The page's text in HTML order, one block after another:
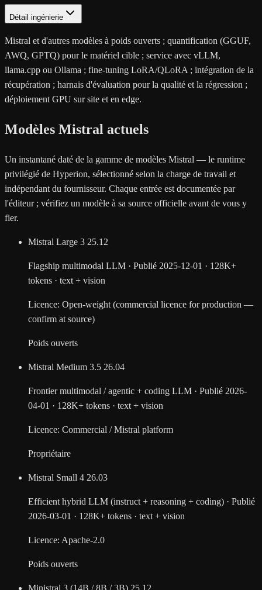
Détail ingénierie
Mistral et d'autres modèles à poids ouverts ; quantification (GGUF,
AWQ, GPTQ) pour le matériel cible ; service avec vLLM,
llama.cpp ou Ollama ; fine-tuning LoRA/QLoRA ; intégration de la
récupération ; harnais d'évaluation pour la qualité et la régression ;
déploiement GPU sur site et en edge.
Modèles Mistral actuels
Un instantané daté de la gamme de modèles Mistral — le runtime
privilégié de Hyperion, sélectionné selon la charge de travail et
indépendant du fournisseur. Chaque entrée est documentée par
l'éditeur ; vérifiez un modèle à sa source officielle avant de vous y
fier.
Mistral Large 3 25.12
Flagship multimodal LLM · Publié 2025-12-01 · 128K+
tokens · text + vision
Licence: Open-weight (commercial licence for production —
confirm at source)
Poids ouverts
Mistral Medium 3.5 26.04
Frontier multimodal / agentic + coding LLM · Publié 2026-
04-01 · 128K+ tokens · text + vision
Licence: Commercial / Mistral platform
Propriétaire
Mistral Small 4 26.03
Efficient hybrid LLM (instruct + reasoning + coding) · Publié
2026-03-01 · 128K+ tokens · text + vision
Licence: Apache-2.0
Poids ouverts
Ministral 3 (14B / 8B / 3B) 25.12